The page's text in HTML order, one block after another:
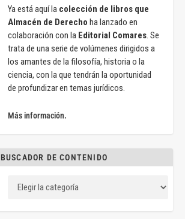
Ya está aquí la colección de libros que
Almacén de Derecho ha lanzado en
colaboración con la Editorial Comares. Se
trata de una serie de volúmenes dirigidos a
los amantes de la filosofía, historia o la
ciencia, con la que tendrán la oportunidad
de profundizar en temas jurídicos.
Más información.
BUSCADOR DE CONTENIDO